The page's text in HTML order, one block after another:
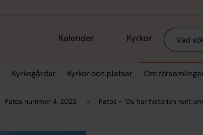
Kalender Kyrkor Sök
Kyrkogårdar Kyrkor och platser Om
Patos nummer 4, 2022 Patos - "Du har historien runt